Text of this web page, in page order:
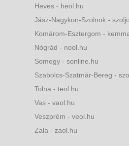
Heves - heol.hu
Jász-Nagykun-Szolnok -
Komárom-Esztergom -
Nógrád - nool.hu
Somogy - sonline.hu
Szabolcs-Szatmár-Bereg -
Tolna - teol.hu
Vas - vaol.hu
Veszprém - veol.hu
Zala - zaol.hu